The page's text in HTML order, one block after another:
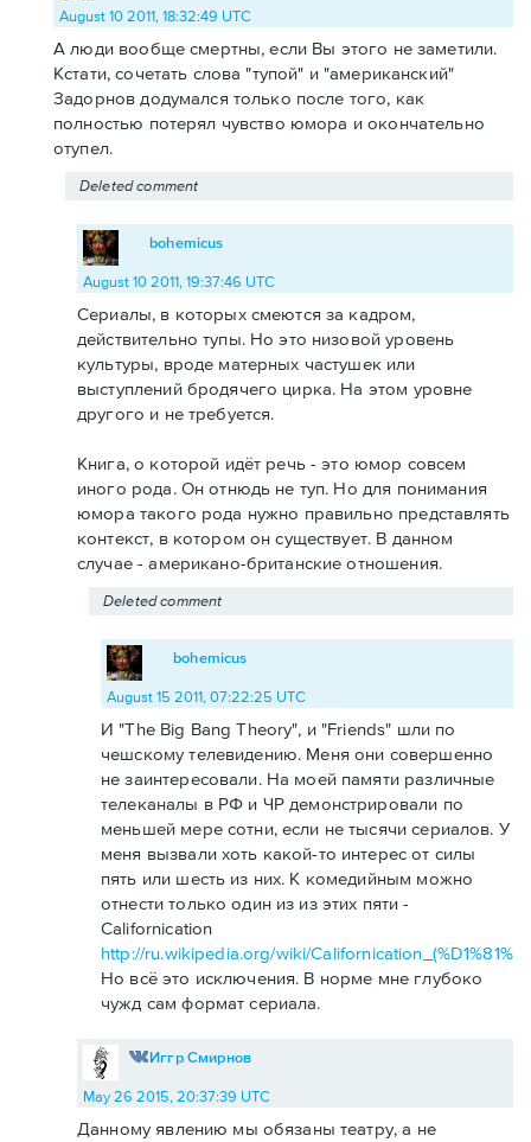
August 10 2011, 18:32:49 UTC
А люди вообще смертны, если Вы этого не заметили.
Кстати, сочетать слова "тупой" и "американский"
Задорнов додумался только после того, как
полностью потерял чувство юмора и окончательно
отупел.
Deleted comment
bohemicus
August 10 2011, 19:37:46 UTC
Сериалы, в которых смеются за кадром,
действительно тупы. Но это низовой уровень
культуры, вроде матерных частушек или
выступлений бродячего цирка. На этом уровне
другого и не требуется.
Книга, о которой идёт речь - это юмор совсем
иного рода. Он отнюдь не туп. Но для понимания
юмора такого рода нужно правильно представлять
контекст, в котором он существует. В данном
случае - американо-британские отношения.
Deleted comment
bohemicus
August 15 2011, 07:22:25 UTC
И "The Big Bang Theory", и "Friends" шли по
чешскому телевидению. Меня они совершенно
не заинтересовали. На моей памяти различные
телеканалы в РФ и ЧР демонстрировали по
меньшей мере сотни, если не тысячи сериалов. У
меня вызвали хоть какой-то интерес от силы
пять или шесть из них. К комедийным можно
отнести только один из из этих пяти -
Californication
http://ru.wikipedia.org/wiki/
Но всё это исключения. В норме мне глубоко
чужд сам формат сериала.
Иггр Смирнов
May 26 2015, 20:37:39 UTC
Данному явлению мы обязаны театру, а не